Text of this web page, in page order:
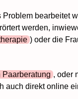
Problem bearbeitet
werden,
) oder die
Paarberatung , oder
auch direkt online